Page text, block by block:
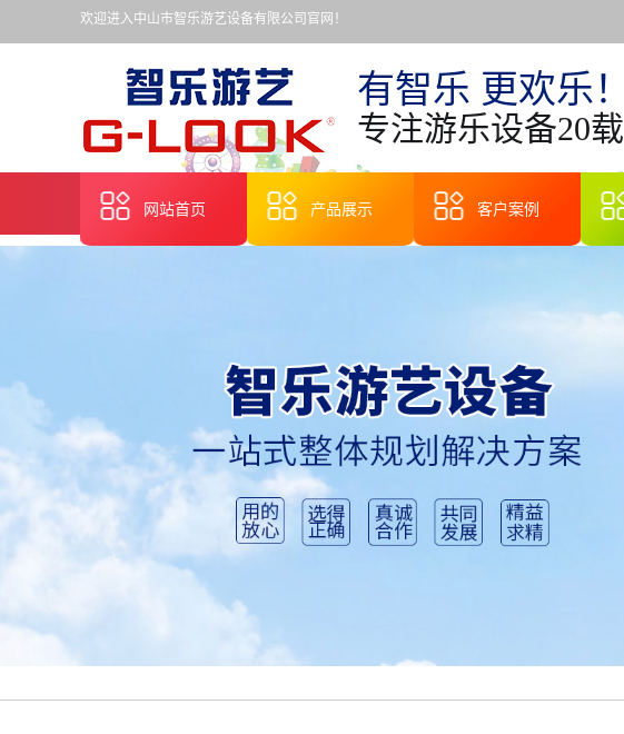
欢迎进入中山市智乐游艺设备有限公司官网！
有智乐 更欢乐！
专注游乐设备20载
网站首页 产品展示
嘉年华彩票机
儿童乘骑类
淘气堡
客户案例